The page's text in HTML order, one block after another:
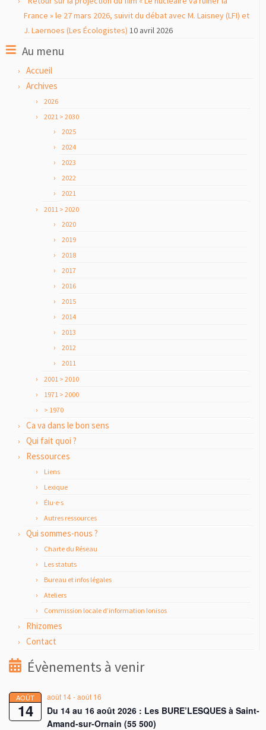
France » le 27 mars 2026, suivit du débat avec M. Laisney (LFI) et
J. Laernoes (Les Écologistes) 10 avril 2026
Au menu
Accueil
Archives
2026
2021 > 2030
2025
2024
2023
2022
2021
2011 > 2020
2020
2019
2018
2017
2016
2015
2014
2013
2012
2011
2001 > 2010
1971 > 2000
> 1970
Ca va dans le bon sens
Qui fait quoi ?
Ressources
Liens
Lexique
Élu·e·s
Autres ressources
Qui sommes-nous ?
Charte du Réseau
Les statuts
Bureau et infos légales
Ateliers
Commission locale d’information Ionisos
Rhizomes
Contact
Évènements à venir
AOÛT
14
août 14-août 16
Du 14 au 16 août 2026 : Les BURE’LESQUES à Saint-
Amand-sur-Ornain (55 500)